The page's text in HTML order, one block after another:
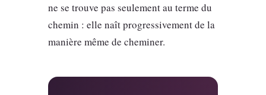
ne se trouve pas seulement au terme du
chemin : elle naît progressivement de la
manière même de cheminer.